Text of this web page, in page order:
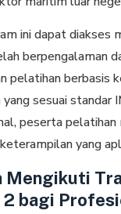
ini dapat diakses
berpengalaman
pelatihan berbasis
sesuai standar
peserta
yang
Mengikuti
2 bagi